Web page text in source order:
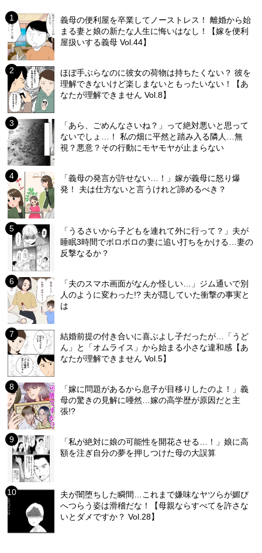
義母の便利屋を卒業してノーストレス！ 離婚から始
まる妻と娘の新たな人生に悔いはなし！【嫁を便利
屋扱いする義母 Vol.44】
ほぼ手ぶらなのに彼女の荷物は持ちたくない？ 彼を
理解できないけど楽しまないともったいない！【あ
なたが理解できません Vol.8】
「あら、ごめんなさいね？」って絶対悪いと思って
ないでしょ…！ 私の畑に平然と踏み入る隣人…無
視？悪意？その行動にモヤモヤが止まらない
「義母の発言が許せない…！」嫁が義母に怒り爆
発！ 夫は仕方ないと言うけれど諦めるべき？
「うるさいから子どもを連れて外に行って？」夫が
睡眠3時間でボロボロの妻に追い打ちをかける…妻の
反撃なるか？
「夫のスマホ画面がなんか怪しい…」ジム通いで別
人のように変わった!? 夫が隠していた衝撃の事実と
は
結婚前提の付き合いに喜ぶよし子だったが…「うど
ん」と「オムライス」から始まる小さな違和感【あ
なたが理解できません Vol.5】
「嫁に問題があるから息子が目移りしたのよ！」義
母の驚きの見解に唖然…嫁の高学歴が原因だと主
張!?
「私が絶対に娘の可能性を開花させる…！」娘に高
額を注ぎ自分の夢を押しつけた母の大誤算
夫が闇堕ちした瞬間…これまで嫌味なヤツらが媚び
へつらう姿は滑稽だな！【母親ならすべてを許さな
いとダメですか？ Vol.28】